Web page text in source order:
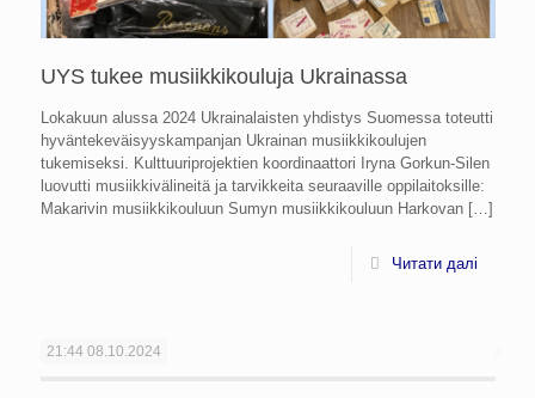
UYS tukee musiikkikouluja Ukrainassa
Lokakuun alussa 2024 Ukrainalaisten yhdistys Suomessa toteutti
hyväntekeväisyyskampanjan Ukrainan musiikkikoulujen
tukemiseksi. Kulttuuriprojektien koordinaattori Iryna Gorkun-Silen
luovutti musiikkivälineitä ja tarvikkeita seuraaville oppilaitoksille:
Makarivin musiikkikouluun Sumyn musiikkikouluun Harkovan[…]
Читати далі
21:44 08.10.2024